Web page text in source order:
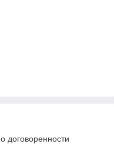
договоренности